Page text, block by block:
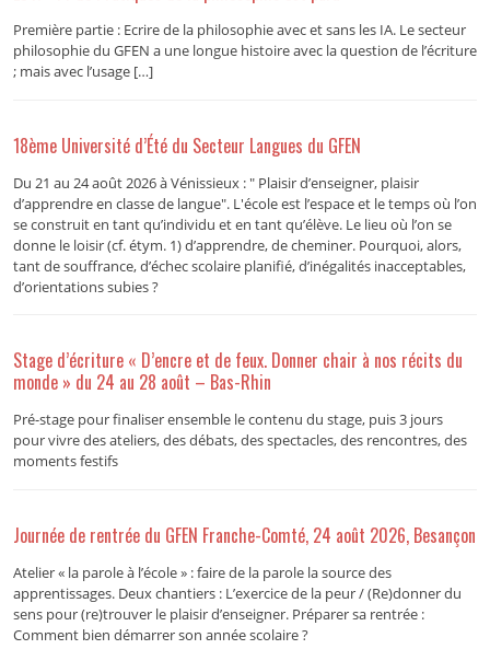
Première partie : Ecrire de la philosophie avec et sans les IA. Le secteur
philosophie du GFEN a une longue histoire avec la question de l’écriture
; mais avec l’usage […]
18ème Université d’Été du Secteur Langues du GFEN
Du 21 au 24 août 2026 à Vénissieux : " Plaisir d’enseigner, plaisir
d’apprendre en classe de langue". L'école est l’espace et le temps où l’on
se construit en tant qu’individu et en tant qu’élève. Le lieu où l’on se
donne le loisir (cf. étym. 1) d’apprendre, de cheminer. Pourquoi, alors,
tant de souffrance, d’échec scolaire planifié, d’inégalités inacceptables,
d’orientations subies ?
Stage d’écriture « D’encre et de feux. Donner chair à nos récits du
monde » du 24 au 28 août – Bas-Rhin
Pré-stage pour finaliser ensemble le contenu du stage, puis 3 jours
pour vivre des ateliers, des débats, des spectacles, des rencontres, des
moments festifs
Journée de rentrée du GFEN Franche-Comté, 24 août 2026, Besançon
Atelier « la parole à l’école » : faire de la parole la source des
apprentissages. Deux chantiers : L’exercice de la peur / (Re)donner du
sens pour (re)trouver le plaisir d’enseigner. Préparer sa rentrée :
Comment bien démarrer son année scolaire ?